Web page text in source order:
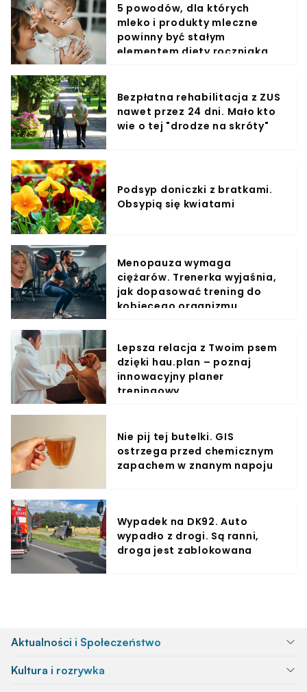
5 powodów, dla których
mleko i produkty mleczne
powinny być stałym
elementem diety roczniaka
Bezpłatna rehabilitacja z ZUS
nawet przez 24 dni. Mało kto
wie o tej "drodze na skróty"
Podsyp doniczki z bratkami.
Obsypią się kwiatami
Menopauza wymaga
ciężarów. Trenerka wyjaśnia,
jak dopasować trening do
kobiecego organizmu
Lepsza relacja z Twoim psem
dzięki hau.plan – poznaj
innowacyjny planer
treningowy
Nie pij tej butelki. GIS
ostrzega przed chemicznym
zapachem w znanym napoju
Wypadek na DK92. Auto
wypadło z drogi. Są ranni,
droga jest zablokowana
Aktualności i Społeczeństwo
Kultura i rozrywka